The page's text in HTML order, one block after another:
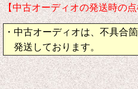
【中古オーディオの発送時の
・中古オーディオは、不具合
発送しております。